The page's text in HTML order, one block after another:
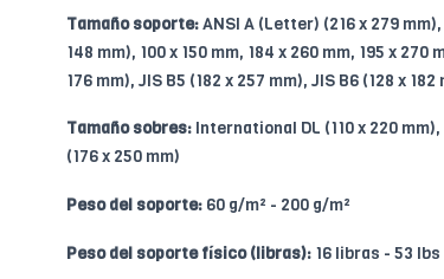
Tamaño soporte:ANSI A (Letter) (216 x 279
148 mm), 100 x 150 mm, 184 x 260 mm, 195 x 270
176 mm), JIS B5 (182 x 257 mm), JIS B6 (128 x
Tamaño sobres: International DL (110 x 220
(176 x 250 mm)
Peso del soporte: 60 g/m² - 200 g/m²
Peso del soporte físico (libras): 16 libras - 53 lbs